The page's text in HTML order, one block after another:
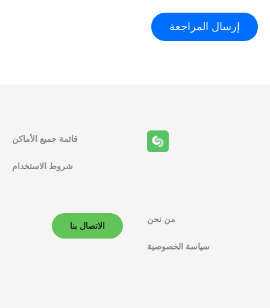
قائمة جميع الأماكن
شروط الاستخدام
من نحن
سياسة الخصوصية
الاتصال بنا